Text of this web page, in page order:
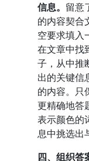
信息。 留意
的内容契合
空要求填入
在文章中找
子，从中推
出的关键信
的内容。只
更精确地答
表示颜色的
息中挑选出
四、组织答